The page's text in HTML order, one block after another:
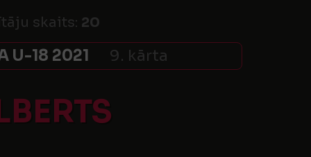
skaits: 20
U-18 2021 9. kārta